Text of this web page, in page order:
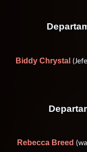
Biddy Chrystal
Rebecca Breed